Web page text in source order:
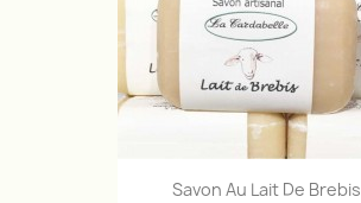
Savon Au Lait De Brebis